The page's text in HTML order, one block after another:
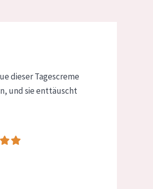
dieser Tagescreme
und sie enttäuscht